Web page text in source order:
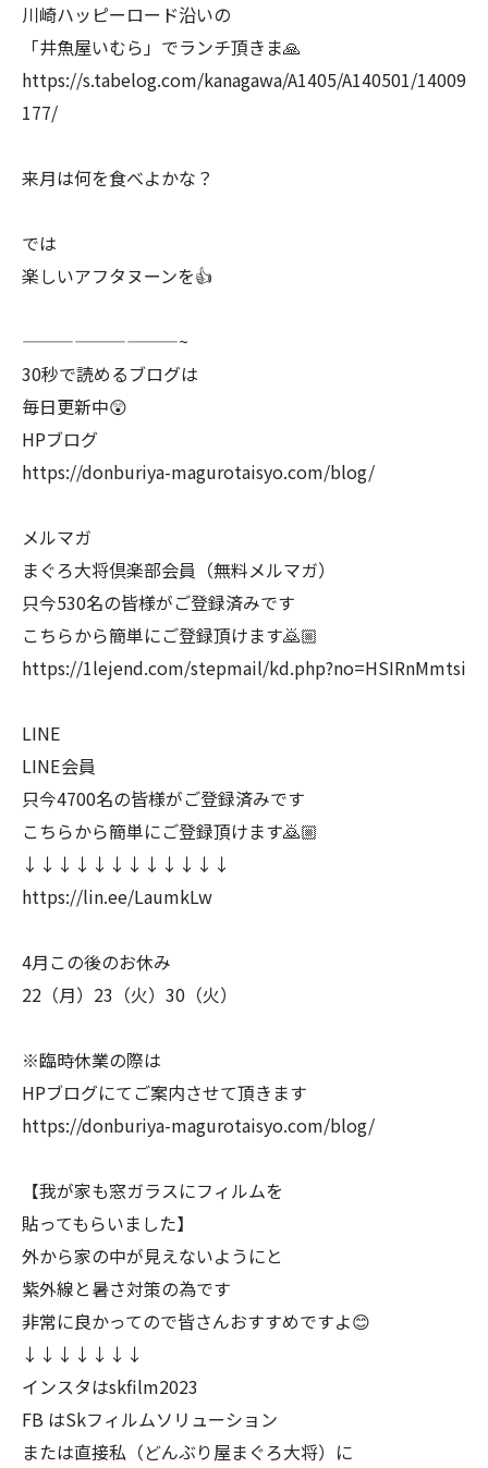
川崎ハッピーロード沿いの
「井魚屋いむら」でランチ頂きま🙏
https://s.tabelog.com/kanagawa/A1405/A140501/14009
177/
来月は何を食べよかな？
では
楽しいアフタヌーンを👍
—————————~
30秒で読めるブログは
毎日更新中😲
HPブログ
https://donburiya-magurotaisyo.com/blog/
メルマガ
まぐろ大将倶楽部会員（無料メルマガ）
只今530名の皆様がご登録済みです
こちらから簡単にご登録頂けます🙇🏼
https://1lejend.com/stepmail/kd.php?no=HSIRnMmtsi
LINE
LINE会員
只今4700名の皆様がご登録済みです
こちらから簡単にご登録頂けます🙇🏼
↓↓↓↓↓↓↓↓↓↓↓↓
https://lin.ee/LaumkLw
4月この後のお休み
22（月）23（火）30（火）
※臨時休業の際は
HPブログにてご案内させて頂きます
https://donburiya-magurotaisyo.com/blog/
【我が家も窓ガラスにフィルムを
貼ってもらいました】
外から家の中が見えないようにと
紫外線と暑さ対策の為です
非常に良かってので皆さんおすすめですよ😊
↓↓↓↓↓↓↓
インスタはskfilm2023
FB はSkフィルムソリューション
または直接私（どんぶり屋まぐろ大将）に